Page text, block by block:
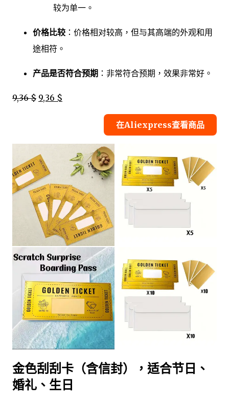
较为单一。
价格比较 ：价格相对较高，但与其高端的外观和用
途相符。
产品是否符合预期 ：非常符合预期，效果非常好。
9,36 $ 9,36 $
在Aliexpress查看商品
金色刮刮卡（含信封），适合节日、
婚礼、生日